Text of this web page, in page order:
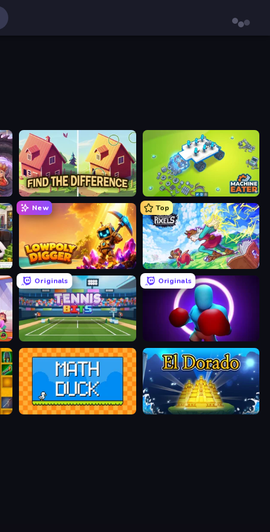
Find The Difference Machine Eater
New
Lowpoly Digger
Top
Kingdom of Pixels
Originals
Tennis Bits
Originals
Punch Max
Math Duck El Dorado Lite